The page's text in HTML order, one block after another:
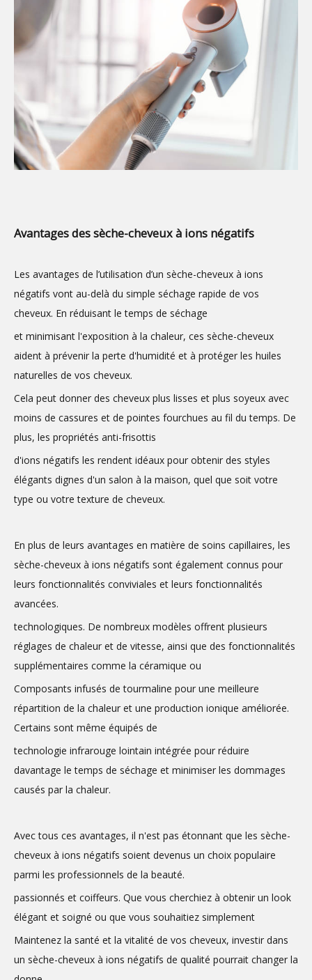
Avantages des sèche-cheveux à ions négatifs
Les avantages de l’utilisation d’un sèche-cheveux à ions
négatifs vont au-delà du simple séchage rapide de vos
cheveux. En réduisant le temps de séchage
et minimisant l'exposition à la chaleur, ces sèche-cheveux
aident à prévenir la perte d'humidité et à protéger les huiles
naturelles de vos cheveux.
Cela peut donner des cheveux plus lisses et plus soyeux avec
moins de cassures et de pointes fourchues au fil du temps. De
plus, les propriétés anti-frisottis
d'ions négatifs les rendent idéaux pour obtenir des styles
élégants dignes d'un salon à la maison, quel que soit votre
type ou votre texture de cheveux.
En plus de leurs avantages en matière de soins capillaires, les
sèche-cheveux à ions négatifs sont également connus pour
leurs fonctionnalités conviviales et leurs fonctionnalités
avancées.
technologiques. De nombreux modèles offrent plusieurs
réglages de chaleur et de vitesse, ainsi que des fonctionnalités
supplémentaires comme la céramique ou
Composants infusés de tourmaline pour une meilleure
répartition de la chaleur et une production ionique améliorée.
Certains sont même équipés de
technologie infrarouge lointain intégrée pour réduire
davantage le temps de séchage et minimiser les dommages
causés par la chaleur.
Avec tous ces avantages, il n'est pas étonnant que les sèche-
cheveux à ions négatifs soient devenus un choix populaire
parmi les professionnels de la beauté.
passionnés et coiffeurs. Que vous cherchiez à obtenir un look
élégant et soigné ou que vous souhaitiez simplement
Maintenez la santé et la vitalité de vos cheveux, investir dans
un sèche-cheveux à ions négatifs de qualité pourrait changer la